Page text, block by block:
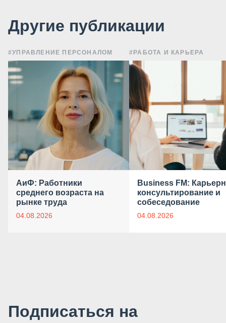
Другие публикации
#УПРАВЛЕНИЕ ПЕРСОНАЛОМ
АиФ: Работники
среднего возраста на
рынке труда
04.08.2026
#РАБОТА И КАРЬЕРА
Business FM:
консультирование и
собеседование
04.08.2026
Подписаться на